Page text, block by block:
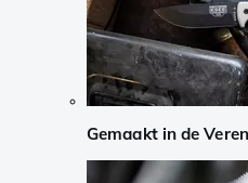
Gemaakt in de